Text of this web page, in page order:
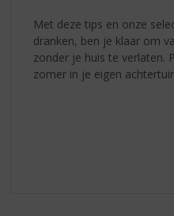
Met deze tips en onze
dranken, ben je klaar om
zonder je huis te verlaten.
zomer in je eigen